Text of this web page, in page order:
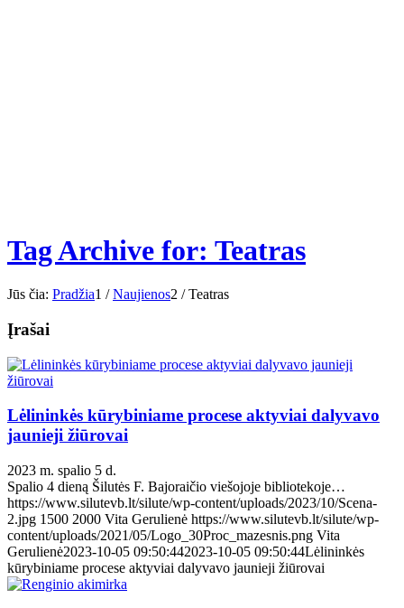
Tag Archive for: Teatras
Jūs čia: Pradžia1 / Naujienos2 / Teatras
Įrašai
Lėlininkės kūrybiniame procese aktyviai dalyvavo
jaunieji žiūrovai
2023 m. spalio 5 d.
Spalio 4 dieną Šilutės F. Bajoraičio viešojoje bibliotekoje…
https://www.silutevb.lt/silute/wp-content/uploads/2023/10/Scena-
2.jpg 1500 2000 Vita Gerulienė https://www.silutevb.lt/silute/wp-
content/uploads/2021/05/Logo_30Proc_mazesnis.png Vita
Gerulienė2023-10-05 09:50:442023-10-05 09:50:44Lėlininkės
kūrybiniame procese aktyviai dalyvavo jaunieji žiūrovai